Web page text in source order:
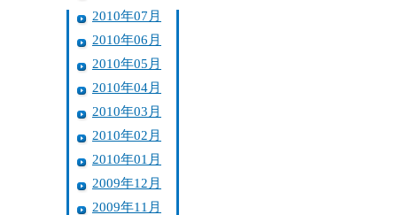
2010年07月
2010年06月
2010年05月
2010年04月
2010年03月
2010年02月
2010年01月
2009年12月
2009年11月